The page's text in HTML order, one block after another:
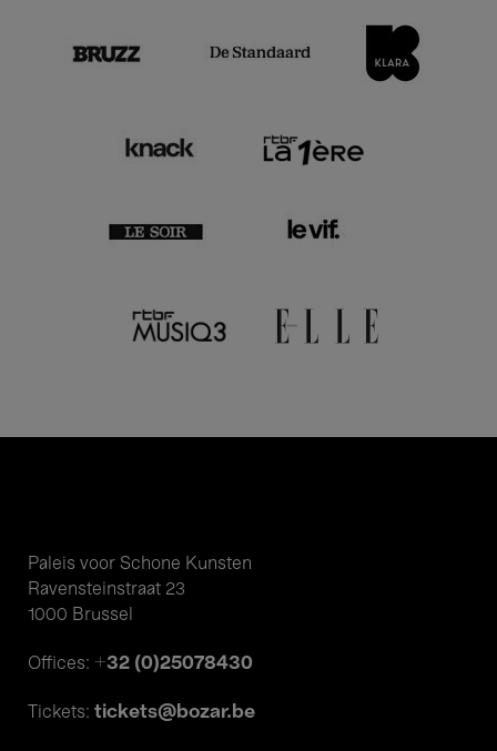
Paleis voor Schone Kunsten
Ravensteinstraat 23
1000 Brussel
Offices: +32 (0)25078430
Tickets: tickets@bozar.be